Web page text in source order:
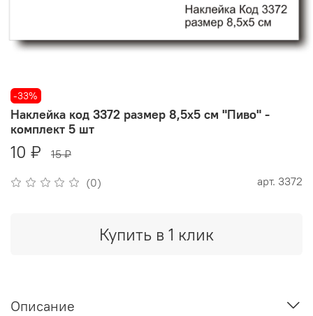
-33%
(0) арт. 3372
Наклейка код 3372 размер 8,5х5 см "Пиво" -
комплект 5 шт
10 ₽ 15 ₽
Купить в 1 клик
Описание